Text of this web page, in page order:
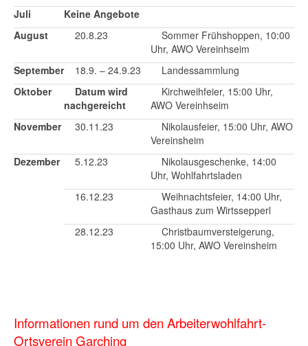
Juli
Keine Angebote
August
20.8.23
Sommer Frühshoppen, 10:00
Uhr, AWO Vereinhseim
September18.9. – 24.9.23
Landessammlung
Oktober
Datum wird
nachgereicht
Kirchweihfeier, 15:00 Uhr,
AWO Vereinhseim
November
30.11.23
Nikolausfeier, 15:00 Uhr, AWO
Vereinsheim
Dezember
5.12.23
Nikolausgeschenke, 14:00
Uhr, Wohlfahrtsladen
16.12.23
Weihnachtsfeier, 14:00 Uhr,
Gasthaus zum Wirtssepperl
28.12.23
Christbaumversteigerung,
15:00 Uhr, AWO Vereinsheim
Informationen rund um den Arbeiterwohlfahrt-
Ortsverein Garching